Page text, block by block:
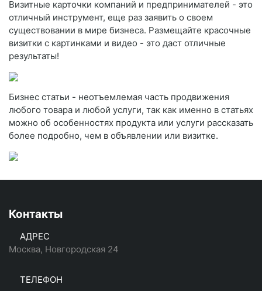
Визитные карточки компаний и предпринимателей - это
отличный инструмент, еще раз заявить о своем
существовании в мире бизнеса. Размещайте красочные
визитки с картинками и видео - это даст отличные
результаты!
Бизнес статьи - неотъемлемая часть продвижения
любого товара и любой услуги, так как именно в статьях
можно об особенностях продукта или услуги рассказать
более подробно, чем в объявлении или визитке.
Контакты
АДРЕС
Москва, Новгородская 24
ТЕЛЕФОН